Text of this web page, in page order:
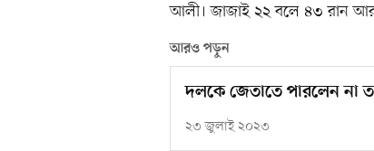
আলী। জাজাই ২২ বলে ৪৩ রান
আরও পড়ুন
দলকে জেতাতে পারলেন না
২৩ জুলাই ২০২৩